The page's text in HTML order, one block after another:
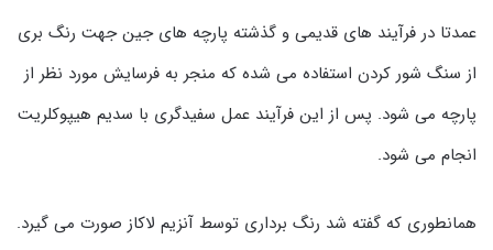
عمدتا در فرآیند های قدیمی و گذشته پارچه های جین جهت رنگ بری
از سنگ شور کردن استفاده می شده که منجر به فرسایش مورد نظر از
پارچه می شود. پس از این فرآیند عمل سفیدگری با سدیم هیپوکلریت
انجام می شود.
همانطوری که گفته شد رنگ برداری توسط آنزیم لاکاز صورت می گیرد.